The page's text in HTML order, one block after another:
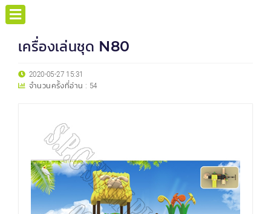
เครื่องเล่นชุด N80
2020-05-27 15:31
จำนวนครั้งที่อ่าน : 54